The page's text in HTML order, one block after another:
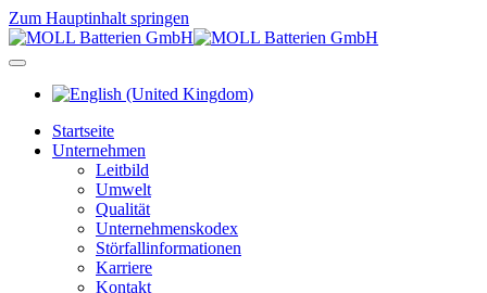
Zum Hauptinhalt springen
Startseite
Unternehmen
Leitbild
Umwelt
Qualität
Unternehmenskodex
Störfallinformationen
Karriere
Kontakt